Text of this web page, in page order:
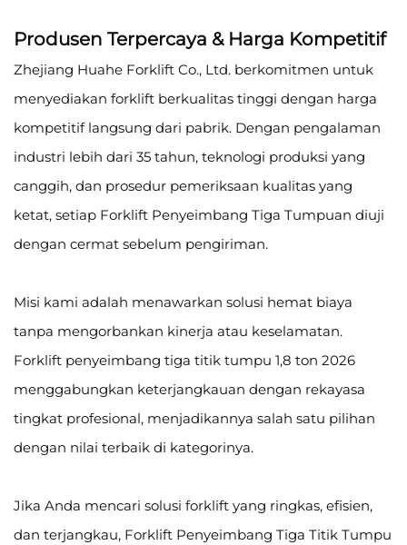
Produsen Terpercaya & Harga Kompetitif
Zhejiang Huahe Forklift Co., Ltd. berkomitmen untuk
menyediakan forklift berkualitas tinggi dengan harga
kompetitif langsung dari pabrik. Dengan pengalaman
industri lebih dari 35 tahun, teknologi produksi yang
canggih, dan prosedur pemeriksaan kualitas yang
ketat, setiap Forklift Penyeimbang Tiga Tumpuan diuji
dengan cermat sebelum pengiriman.
Misi kami adalah menawarkan solusi hemat biaya
tanpa mengorbankan kinerja atau keselamatan.
Forklift penyeimbang tiga titik tumpu 1,8 ton 2026
menggabungkan keterjangkauan dengan rekayasa
tingkat profesional, menjadikannya salah satu pilihan
dengan nilai terbaik di kategorinya.
Jika Anda mencari solusi forklift yang ringkas, efisien,
dan terjangkau, Forklift Penyeimbang Tiga Titik Tumpu